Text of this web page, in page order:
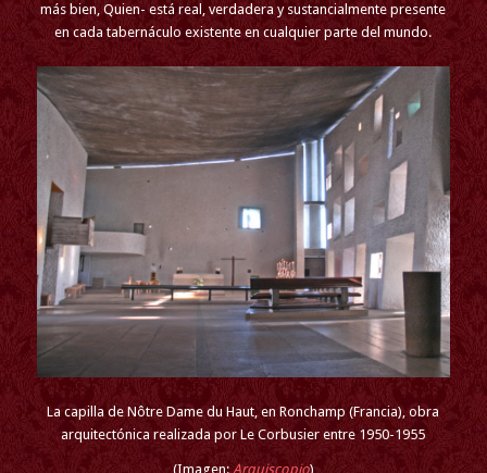
más bien, Quien- está real, verdadera y sustancialmente presente
en cada tabernáculo existente en cualquier parte del mundo.
La capilla de Nôtre Dame du Haut, en Ronchamp (Francia), obra
arquitectónica realizada por Le Corbusier entre 1950-1955
(Imagen:Arquiscopio)